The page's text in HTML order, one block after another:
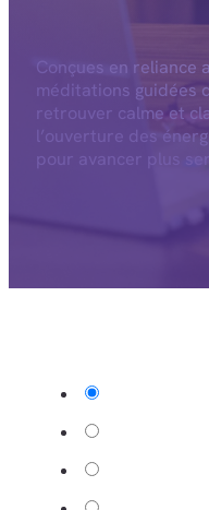
Conçues en reliance
méditations guidées
retrouver calme et
l’ouverture des
pour avancer plus